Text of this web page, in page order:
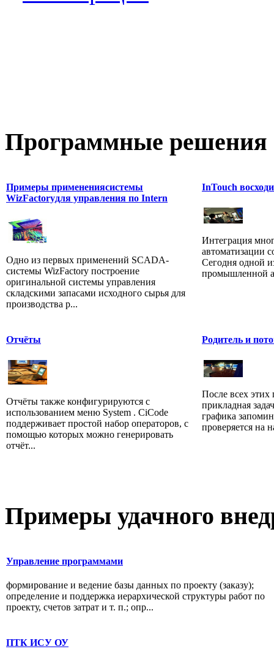
Программные решения
Примеры применениясистемы
WizFactoryдля управления по Intern
Одно из первых применений SCADA-
системы WizFactory построение
оригинальной системы управления
складскими запасами исходного сырья для
производства р...
InTouch
Интеграция
автоматизации
Сегодня одной
промышленной
Отчёты
Отчёты также конфигурируются с
использованием меню System . CiCode
поддерживает простой набор операторов, с
помощью которых можно генерировать
отчёт...
Родитель и
После всех этих
прикладная
графика
проверяется на
Примеры удачного
Управление программами
формирование и ведение базы данных по проекту (заказу);
определение и поддержка иерархической структуры работ по
проекту, счетов затрат и т. п.; опр...
ПТК ИСУ ОУ